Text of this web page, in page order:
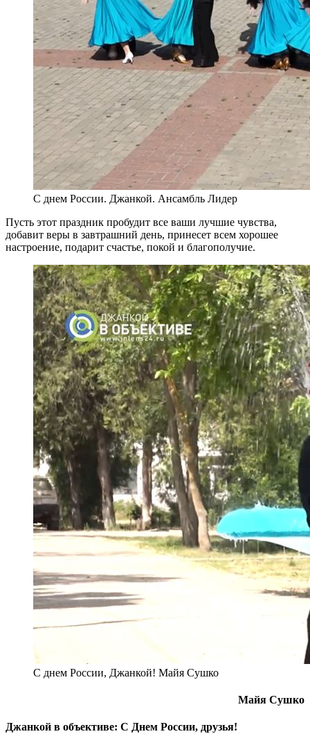
С днем России. Джанкой. Ансамбль Лидер
Пусть этот праздник пробудит все ваши лучшие чувства,
добавит веры в завтрашний день, принесет всем хорошее
настроение, подарит счастье, покой и благополучие.
С днем России, Джанкой! Майя Сушко
Майя Сушко
Джанкой в объективе: С Днем России, друзья!